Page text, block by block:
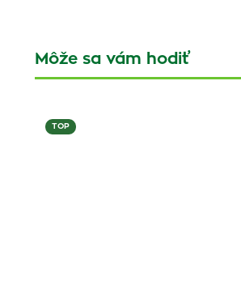
Môže sa vám hodiť
TOP